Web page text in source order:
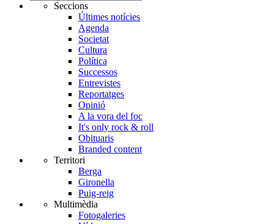
Seccions
Últimes notícies
Agenda
Societat
Cultura
Política
Successos
Entrevistes
Reportatges
Opinió
A la vora del foc
It's only rock & roll
Obituaris
Branded content
Territori
Berga
Gironella
Puig-reig
Multimèdia
Fotogaleries